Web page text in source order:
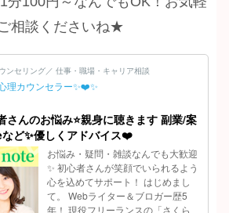
相談くださいね★